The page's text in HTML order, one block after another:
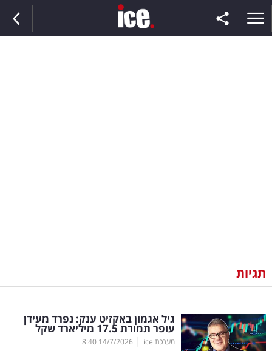
וצרכנות
דיגיטל
וטק
תגיות
גיל אגמון באקזיט ענק: נפרד מעידן
עופר תמורת 17.5 מיליארד שקל
מערכת ice |
14/7/2026
8:40